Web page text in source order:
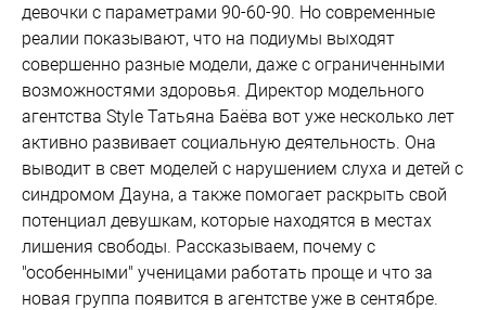
девочки с параметрами 90-60-90. Но современные
реалии показывают, что на подиумы выходят
совершенно разные модели, даже с ограниченными
возможностями здоровья. Директор модельного
агентства Style Татьяна Баёва вот уже несколько лет
активно развивает социальную деятельность. Она
выводит в свет моделей с нарушением слуха и детей с
синдромом Дауна, а также помогает раскрыть свой
потенциал девушкам, которые находятся в местах
лишения свободы. Рассказываем, почему с
"особенными" ученицами работать проще и что за
новая группа появится в агентстве уже в сентябре.